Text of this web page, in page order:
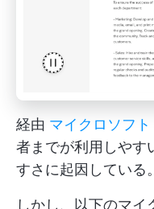
経由 マイクロソフト
者までが利用しやす
すさに起因している。
しかし、以下のマイ